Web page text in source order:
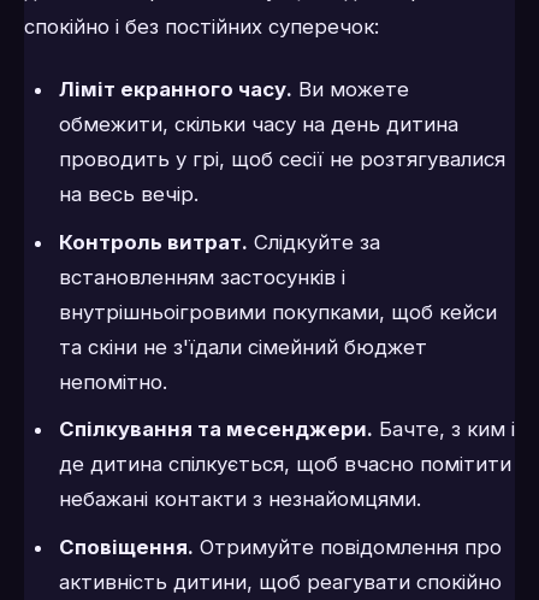
спокійно і без постійних суперечок:
Ліміт екранного часу. Ви можете
обмежити, скільки часу на день дитина
проводить у грі, щоб сесії не розтягувалися
на весь вечір.
Контроль витрат. Слідкуйте за
встановленням застосунків і
внутрішньоігровими покупками, щоб кейси
та скіни не з'їдали сімейний бюджет
непомітно.
Спілкування та месенджери. Бачте, з ким і
де дитина спілкується, щоб вчасно помітити
небажані контакти з незнайомцями.
Сповіщення. Отримуйте повідомлення про
активність дитини, щоб реагувати спокійно